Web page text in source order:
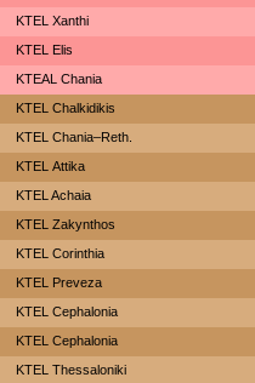
KTEL Xanthi
KTEL Elis
KTEAL Chania
ΚΤΕL Chalkidikis
KTEL Chania–Reth.
KΤΕL Αttika
KTEL Achaia
KTEL Zakynthos
KTEL Corinthia
KTEL Preveza
KTEL Cephalonia
KTEL Cephalonia
KTEL Thessaloniki